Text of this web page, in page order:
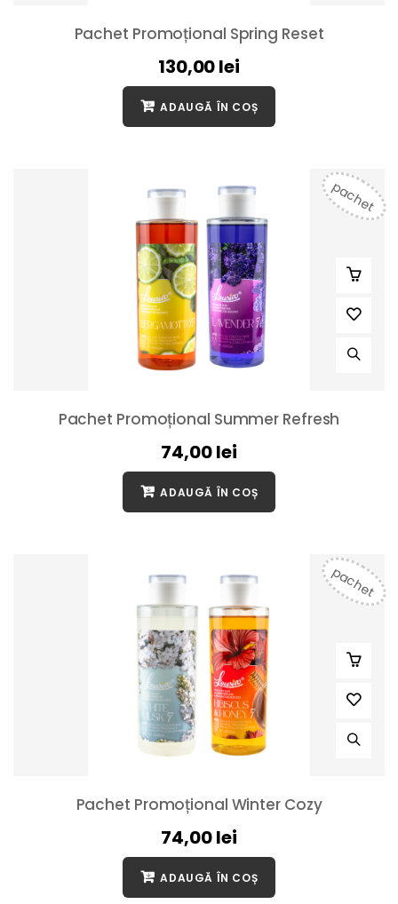
Pachet Promoțional Spring Reset
130,00lei
ADAUGĂ ÎN COȘ
pachet
Pachet Promoțional Summer Refresh
74,00lei
ADAUGĂ ÎN COȘ
pachet
Pachet Promoțional Winter Cozy
74,00lei
ADAUGĂ ÎN COȘ